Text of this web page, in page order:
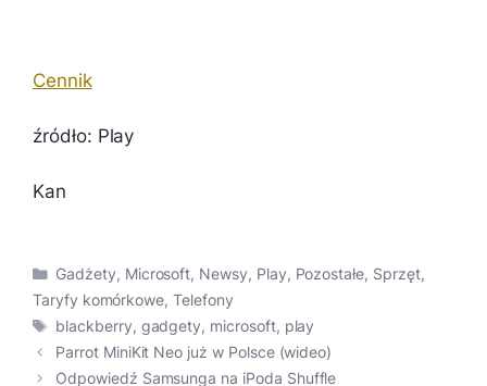
Cennik
źródło: Play
Kan
Kategorie
Gadżety, Microsoft, Newsy, Play, Pozostałe, Sprzęt,
Taryfy komórkowe,Telefony
Tagi
blackberry, gadgety, microsoft, play
Parrot MiniKit Neo już w Polsce (wideo)
Odpowiedź Samsunga na iPoda Shuffle